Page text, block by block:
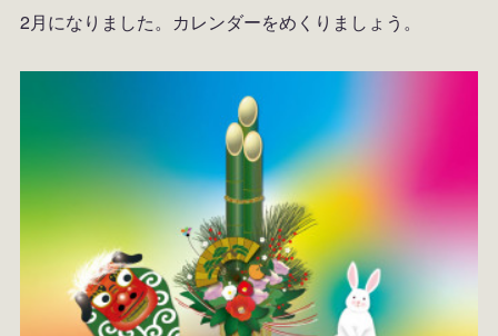
2月になりました。カレンダーをめくりましょう。